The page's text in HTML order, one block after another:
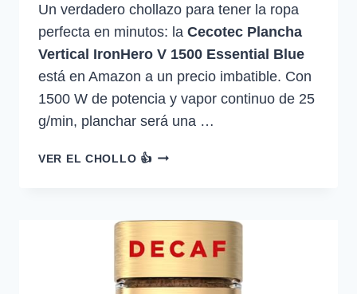
Un verdadero chollazo para tener la ropa
perfecta en minutos: la Cecotec Plancha
Vertical IronHero V 1500 Essential Blue
está en Amazon a un precio imbatible. Con
1500 W de potencia y vapor continuo de 25
g/min, planchar será una …
VER EL CHOLLO 👍CECOTEC
IRONHERO
1500